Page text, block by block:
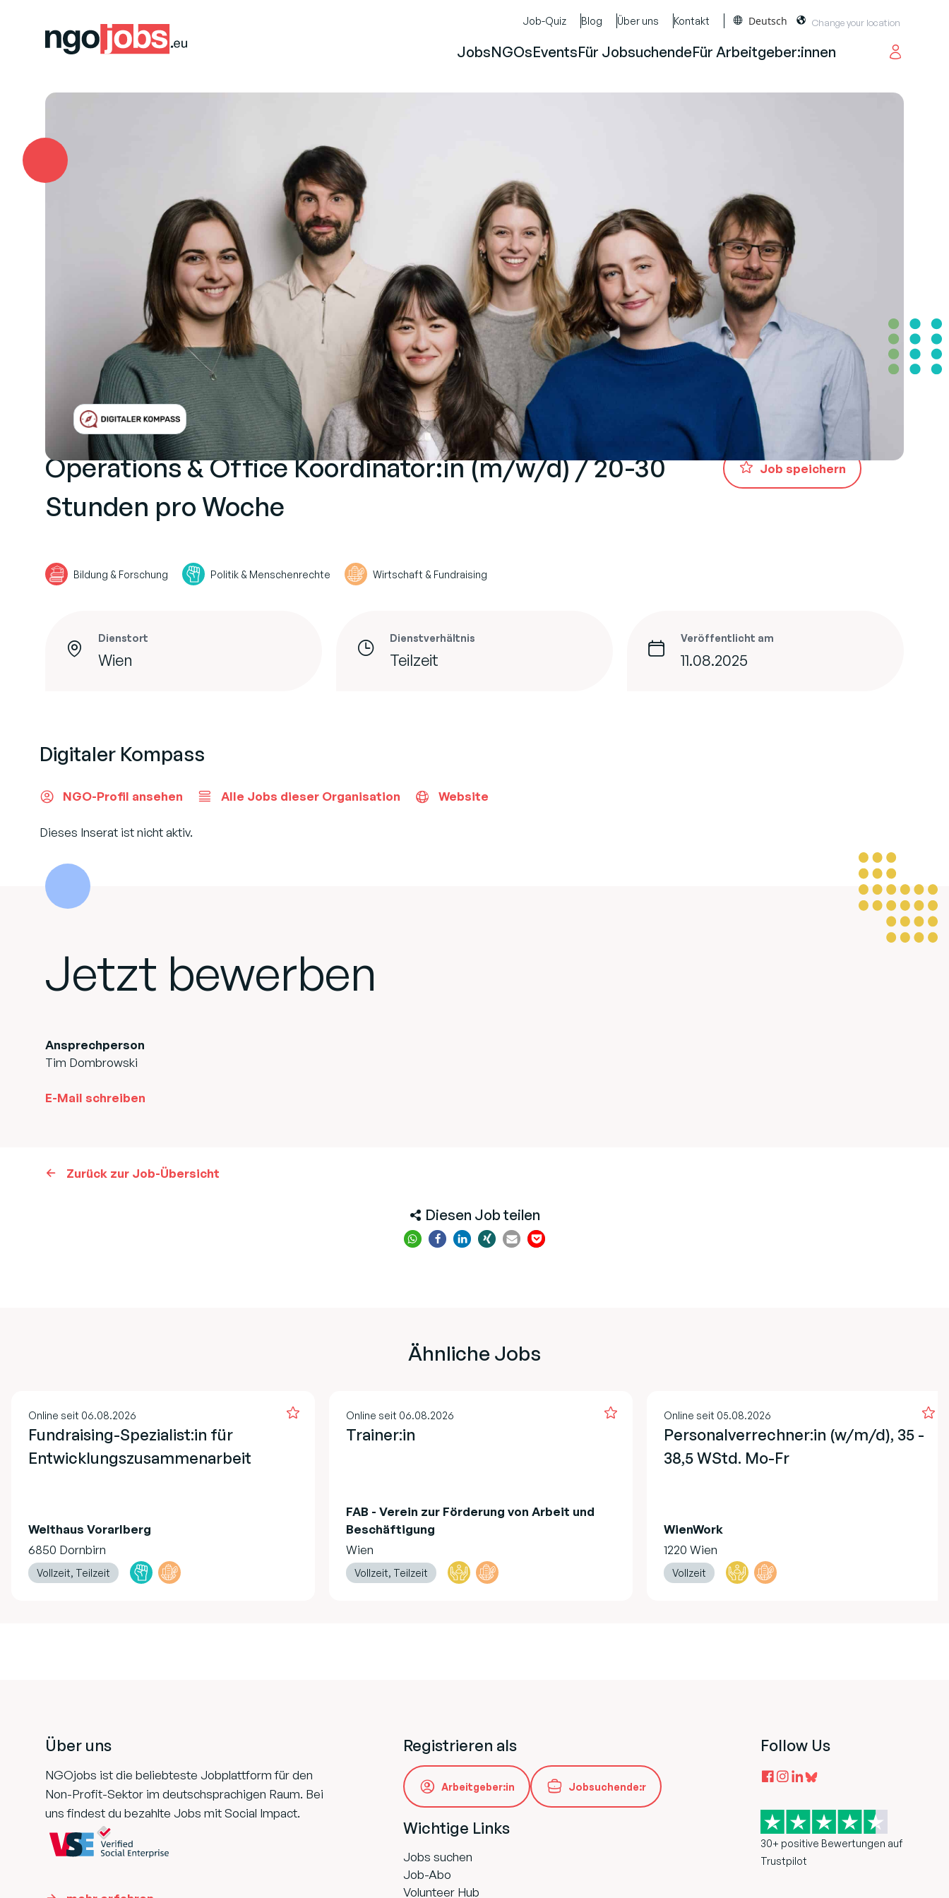
Job-Quiz Blog Über uns Kontakt Deutsch
JobsNGOsEventsFür JobsuchendeFür Arbeitgeber:innen
Operations & Office Koordinator:in (m/w/d) / 20-30
Stunden pro Woche
Bildung & Forschung Politik & Menschenrechte Wirtschaft & Fundraising
Job speichern
Dienstort
Wien
Dienstverhältnis
Teilzeit
Veröffentlicht am
11.08.2025
Digitaler Kompass
NGO-Profil ansehen Alle Jobs dieser Organisation Website
Dieses Inserat ist nicht aktiv.
Jetzt bewerben
Ansprechperson
Tim Dombrowski
E-Mail schreiben
Zurück zur Job-Übersicht
Diesen Job teilen
Ähnliche Jobs
Online seit 06.08.2026
Fundraising-Spezialist:in für
Entwicklungszusammenarbeit
Welthaus Vorarlberg
6850 Dornbirn
Vollzeit, Teilzeit
Online seit 06.08.2026
Trainer:in
FAB - Verein zur Förderung von Arbeit und
Beschäftigung
Wien
Vollzeit, Teilzeit
Online seit 05.08.2026
Personalverrechner:in (w/m/d), 35 -
38,5 WStd. Mo-Fr
WienWork
1220 Wien
Vollzeit
Über uns
NGOjobs ist die beliebteste Jobplattform für den
Non-Profit-Sektor im deutschsprachigen Raum. Bei
uns findest du bezahlte Jobs mit Social Impact.
Registrieren als
Arbeitgeber:in Jobsuchende:r
Wichtige Links
Jobs suchen
Job-Abo
Volunteer Hub
Follow Us
30+ positive Bewertungen auf
Trustpilot